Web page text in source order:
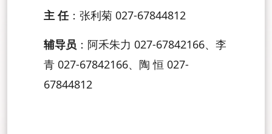
主 任：张利菊 027-67844812
辅导员 ：阿禾朱力 027-67842166、李
青 027-67842166、陶 恒 027-
67844812